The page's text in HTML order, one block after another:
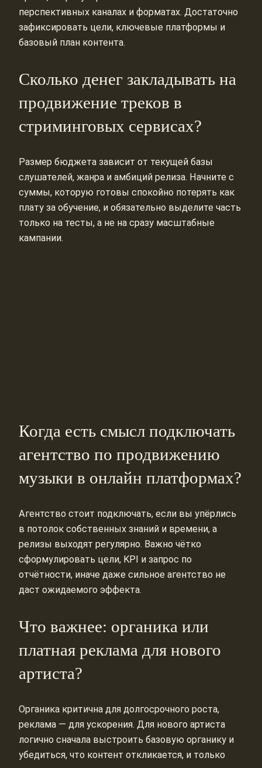
перспективных каналах и форматах. Достаточно
зафиксировать цели, ключевые платформы и
базовый план контента.
Сколько денег закладывать на
продвижение треков в
стриминговых сервисах?
Размер бюджета зависит от текущей базы
слушателей, жанра и амбиций релиза. Начните с
суммы, которую готовы спокойно потерять как
плату за обучение, и обязательно выделите часть
только на тесты, а не на сразу масштабные
кампании.
Когда есть смысл подключать
агентство по продвижению
музыки в онлайн платформах?
Агентство стоит подключать, если вы упёрлись
в потолок собственных знаний и времени, а
релизы выходят регулярно. Важно чётко
сформулировать цели, KPI и запрос по
отчётности, иначе даже сильное агентство не
даст ожидаемого эффекта.
Что важнее: органика или
платная реклама для нового
артиста?
Органика критична для долгосрочного роста,
реклама — для ускорения. Для нового артиста
логично сначала выстроить базовую органику и
убедиться, что контент откликается, и только